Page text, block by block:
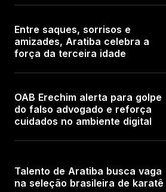
Entre saques, sorrisos e
amizades, Aratiba celebra a
força da terceira idade
OAB Erechim alerta para golpe
do falso advogado e reforça
cuidados no ambiente digital
Talento de Aratiba busca vaga
na seleção brasileira de karatê